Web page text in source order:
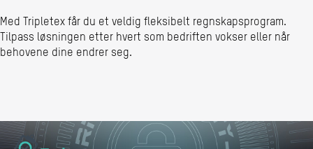
Med Tripletex får du et veldig fleksibelt regnskapsprogram.
Tilpass løsningen etter hvert som bedriften vokser eller når
behovene dine endrer seg.